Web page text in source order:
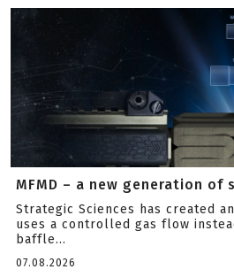
MFMD – a new generation of
Strategic Sciences has created
uses a controlled gas flow
baffle...
07.08.2026